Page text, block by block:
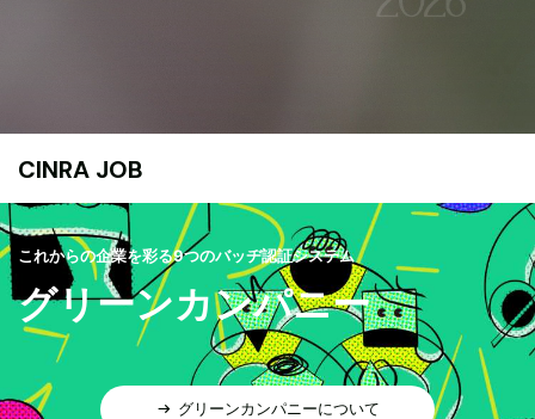
CINRA JOB
これからの企業を彩る9つのバッヂ認証システム
グリーンカンパニー
グリーンカンパニーについて